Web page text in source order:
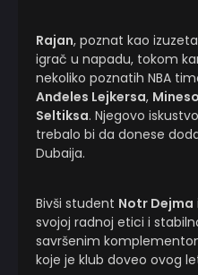
Rajan, poznat kao
igrač u napadu, tokom
nekoliko poznatih NBA
Anđeles Lejkersa,
Seltiksa. Njegovo
trebalo bi da donese
Dubaija.
Bivši student Notr Dejma i
svojoj radnoj etici i
savršenim
koje je klub doveo ovog